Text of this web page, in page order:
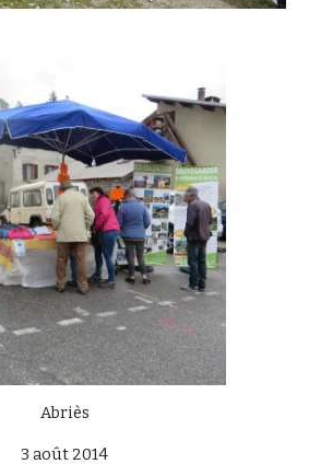
Abriès
3 août 2014